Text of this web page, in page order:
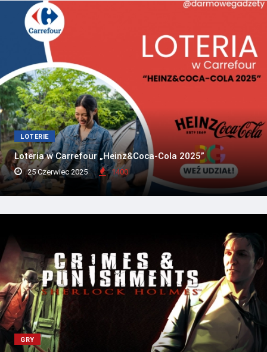
LOTERIE
Loteria w Carrefour „Heinz&Coca-Cola 2025”
25 Czerwiec 2025 1400
GRY